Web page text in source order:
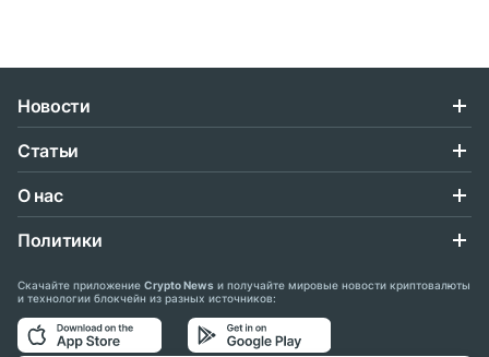
Новости
Статьи
О нас
Политики
Скачайте приложение Crypto News и получайте мировые новости криптовалюты
и технологии блокчейн из разных источников: